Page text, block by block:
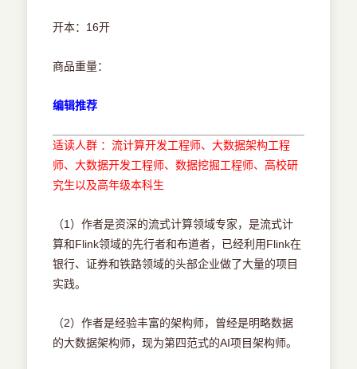
开本：16开
商品重量：
编辑推荐
适读人群 ：流计算开发工程师、大数据架构工程
师、大数据开发工程师、数据挖掘工程师、高校研
究生以及高年级本科生
（1）作者是资深的流式计算领域专家，是流式计
算和Flink领域的先行者和布道者，已经利用Flink在
银行、证券和铁路领域的头部企业做了大量的项目
实践。
（2）作者是经验丰富的架构师，曾经是明略数据
的大数据架构师，现为第四范式的AI项目架构师。